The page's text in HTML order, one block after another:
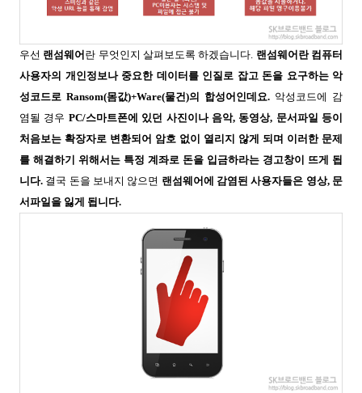
우선 랜섬웨어 란 무엇인지 살펴보도록 하겠습니다. 랜섬웨어란 컴퓨터
사용자의 개인정보나 중요한 데이터를 인질로 잡고 돈을 요구하는 악
성코드로 Ransom(몸값)+Ware(물건)의 합성어인데요. 악성코드에 감
염될 경우 PC/스마트폰에 있던 사진이나 음악, 동영상, 문서파일 등이
처음보는 확장자로 변환되어 암호 없이 열리지 않게 되며 이러한 문제
를 해결하기 위해서는 특정 계좌로 돈을 입금하라는 경고창이 뜨게 됩
니다. 결국 돈을 보내지 않으면 랜섬웨어에 감염된 사용자들은 영상, 문
서파일을 잃게 됩니다.